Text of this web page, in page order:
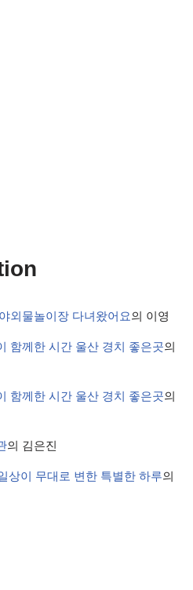
외물놀이장 다녀왔어요의 이영
함께한 시간 울산 경치 좋은곳의
함께한 시간 울산 경치 좋은곳의
의 김은진
상이 무대로 변한 특별한 하루의